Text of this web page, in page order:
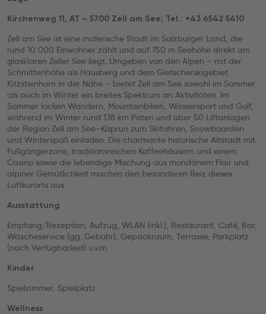
Kirchenweg 11, AT – 5700 Zell am See; Tel.: +43 6542 5410
Zell am See ist eine malerische Stadt im Salzburger Land, die
rund 10 000 Einwohner zählt und auf 750 m Seehöhe direkt am
glasklaren Zeller See liegt. Umgeben von den Alpen – mit der
Schmittenhöhe als Hausberg und dem Gletscherskigebiet
Kitzsteinhorn in der Nähe – bietet Zell am See sowohl im Sommer
als auch im Winter ein breites Spektrum an Aktivitäten. Im
Sommer locken Wandern, Mountainbiken, Wassersport und Golf,
während im Winter rund 138 km Pisten und über 50 Liftanlagen
der Region Zell am See–Kaprun zum Skifahren, Snowboarden
und Winterspaß einladen. Die charmante historische Altstadt mit
Fußgängerzone, traditionsreichen Kaffeehäusern und einem
Casino sowie die lebendige Mischung aus mondänem Flair und
alpiner Gemütlichkeit machen den besonderen Reiz dieses
Luftkurorts aus.
Ausstattung
Empfang/Rezeption, Aufzug, WLAN (inkl.), Restaurant, Café, Bar,
Wäscheservice (gg. Gebühr), Gepäckraum, Terrasse, Parkplatz
(nach Verfügbarkeit) u.v.m.
Kinder
Spielzimmer, Spielplatz
Wellness